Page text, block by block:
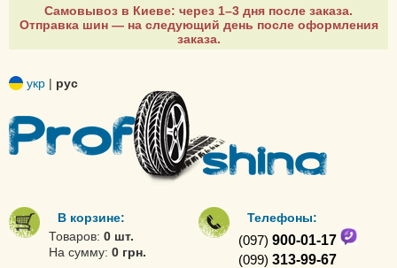
Самовывоз в Киеве: через 1–3 дня после заказа.
Отправка шин — на следующий день после оформления
заказа.
укр | рус
В корзине:
Товаров: 0 шт.
На сумму: 0 грн.
Телефоны:
(097) 900-01-17
(099) 313-99-67